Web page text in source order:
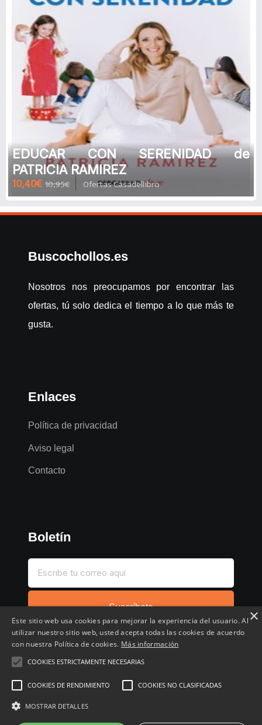
EDUCAR CON SERENIDAD de
PATRICIA RAMIREZ
10,40€ 10,95€ Ofertas Casadellibro
Buscochollos.es
Nosotros nos preocupamos por encontrar las
ofertas, tú solo dedica el tiempo a lo que más te
gusta.
Enlaces
Política de privacidad
Aviso legal
Contacto
Boletín
Suscríbete
Inicio Compartir chollo Destacados
Cronológico
×
Este sitio web usa cookies para mejorar la experiencia del usuario. Al
utilizar nuestro sitio web, usted acepta todas las cookies de acuerdo
con nuestra Política de cookies. Más información
COOKIES ESTRICTAMENTE NECESARIAS
COOKIES DE RENDIMIENTO COOKIES NO CLASIFICADAS
MOSTRAR DETALLES